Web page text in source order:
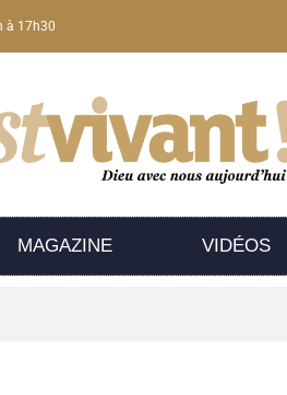
à 17h30
MAGAZINE VIDÉOS